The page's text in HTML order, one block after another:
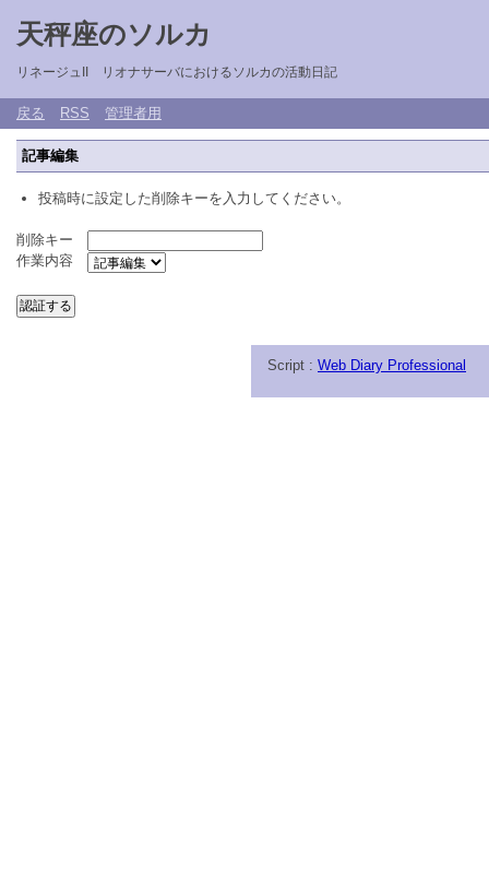
天秤座のソルカ
リネージュII リオナサーバにおけるソルカの活動日記
戻る RSS 管理者用
記事編集
投稿時に設定した削除キーを入力してください。
削除キー
作業内容
Script : Web Diary Professional